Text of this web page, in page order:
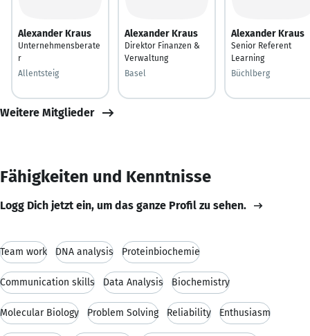
Alexander Kraus
Unternehmensberate
r
Allentsteig
Alexander Kraus
Direktor Finanzen &
Verwaltung
Basel
Alexander Kraus
Senior Referent
Learning
Büchlberg
Weitere Mitglieder
Fähigkeiten und Kenntnisse
Logg Dich jetzt ein, um das ganze Profil zu sehen.
Team work DNA analysis Proteinbiochemie
Communication skills Data Analysis Biochemistry
Molecular Biology Problem Solving Reliability Enthusiasm